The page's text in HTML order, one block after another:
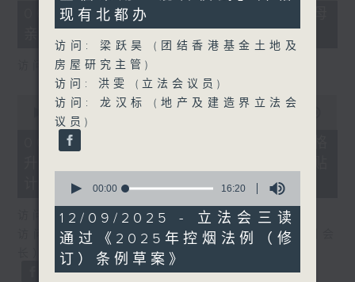
minutes,
seconds
06/08/2026 - 5岁男童被虐致死 母
访问：陈文宜（社福界立法会议员 ）
seconds
minutes,
06/08/2026 - 议员关注教科书价格
计划等建议
访问：邓飞（教育界立法会议员）
访问：吴志华（香港教育出版专业协会内务副会
seconds
现有北都办
访问: 梁跃昊 (团结香港基金土地及
房屋研究主管)
访问: 洪雯 (立法会议员)
访问: 龙汉标 (地产及建造界立法会
议员)
seconds
16
minutes,
20
seconds
00:00 16:20
12/09/2025 - 立法会三读
通过《2025年控烟法例（修
订）条例草案》